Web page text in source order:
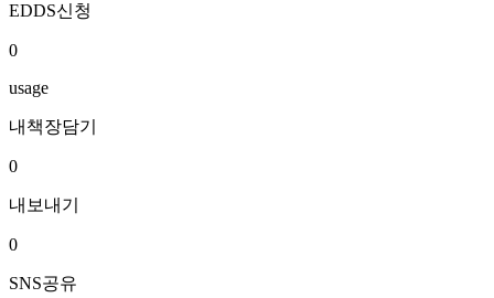
EDDS신청
0
usage
내책장담기
0
내보내기
0
SNS공유